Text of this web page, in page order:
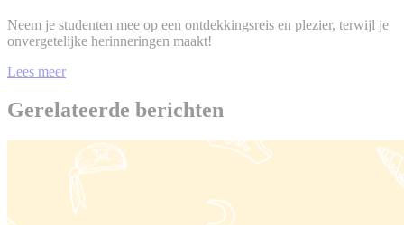
Neem je studenten mee op een ontdekkingsreis en plezier, terwijl je
onvergetelijke herinneringen maakt!
Lees meer
Gerelateerde berichten